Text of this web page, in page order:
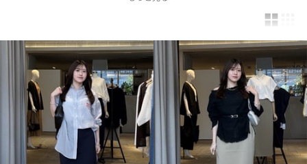
パンツ S(0サイズ)
シューズ 22.5-23.5(36)